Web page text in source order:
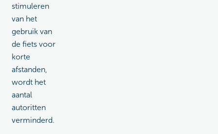
stimuleren
van het
gebruik van
de fiets voor
korte
afstanden,
wordt het
aantal
autoritten
verminderd.